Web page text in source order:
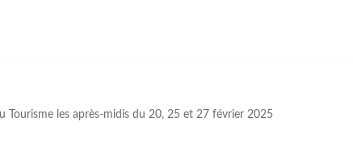
Tourisme les après-midis du 20, 25 et 27 février 2025